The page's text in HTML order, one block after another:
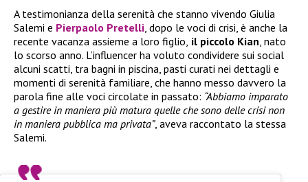
A testimonianza della serenità che stanno vivendo Giulia
Salemi e Pierpaolo Pretelli , dopo le voci di crisi, è anche la
recente vacanza assieme a loro figlio, il piccolo Kian , nato
lo scorso anno. L’influencer ha voluto condividere sui social
alcuni scatti, tra bagni in piscina, pasti curati nei dettagli e
momenti di serenità familiare, che hanno messo davvero la
parola fine alle voci circolate in passato: “Abbiamo imparato
a gestire in maniera più matura quelle che sono delle crisi non
in maniera pubblica ma privata”, aveva raccontato la stessa
Salemi.